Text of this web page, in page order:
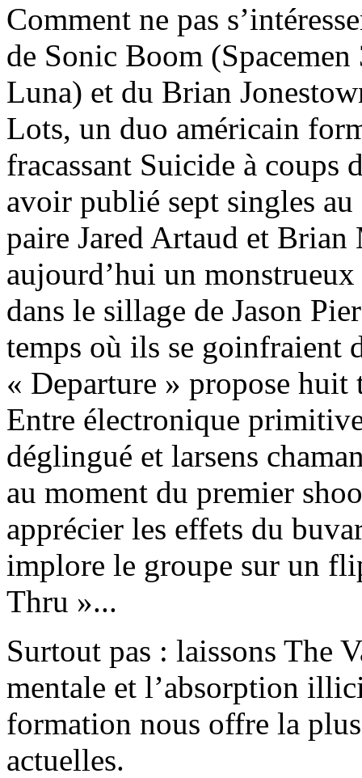
Comment ne pas
de Sonic Boom
Luna) et du Brian
Lots, un duo américain
fracassant Suicide à coups
avoir publié sept singles au
paire Jared Artaud et
aujourd’hui un
dans le sillage de Jason
temps où ils se goinfraient
« Departure » propose
Entre électronique
déglingué et larsens
au moment du premier
apprécier les effets du
implore le groupe sur un
Thru »...
Surtout pas : laissons The
mentale et l’absorption
formation nous offre la
actuelles.